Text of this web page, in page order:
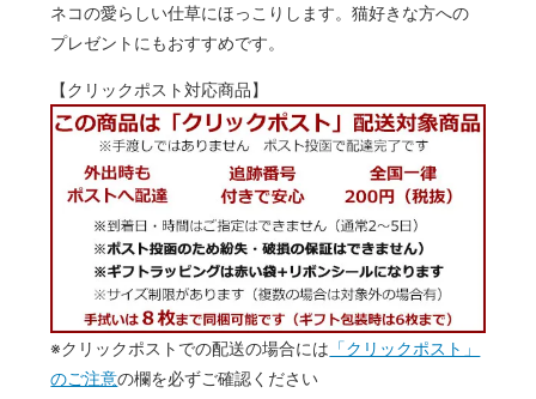
ネコの愛らしい仕草にほっこりします。猫好きな方への
プレゼントにもおすすめです。
【クリックポスト対応商品】
※クリックポストでの配送の場合には 「クリックポスト」
のご注意の欄を必ずご確認ください